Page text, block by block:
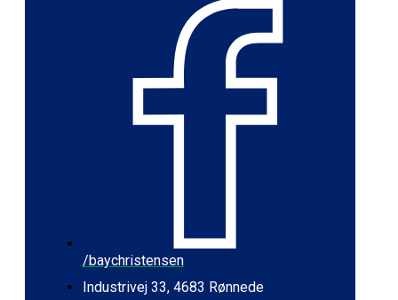
/baychristensen
Industrivej 33, 4683 Rønnede